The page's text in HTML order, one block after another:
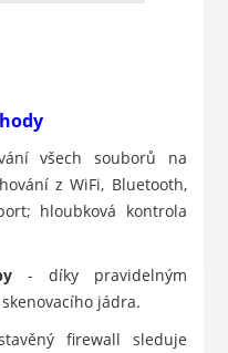
všech souborů na
z WiFi, Bluetooth,
hloubková kontrola
- díky pravidelným
jádra.
firewall sleduje